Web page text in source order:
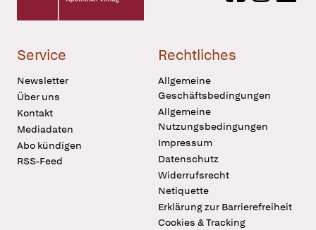
Service
Newsletter
Über uns
Kontakt
Mediadaten
Abo kündigen
RSS-Feed
Rechtliches
Allgemeine
Geschäftsbedingungen
Allgemeine
Nutzungsbedingungen
Impressum
Datenschutz
Widerrufsrecht
Netiquette
Erklärung zur Barrierefreiheit
Cookies & Tracking